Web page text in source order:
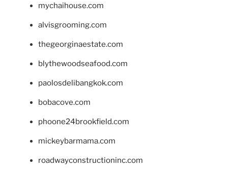
mychaihouse.com
alvisgrooming.com
thegeorginaestate.com
blythewoodseafood.com
paolosdelibangkok.com
bobacove.com
phoone24brookfield.com
mickeybarmama.com
roadwayconstructioninc.com